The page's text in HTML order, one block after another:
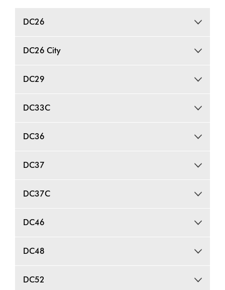
DC26
DC26 City
DC29
DC33C
DC36
DC37
DC37C
DC46
DC48
DC52